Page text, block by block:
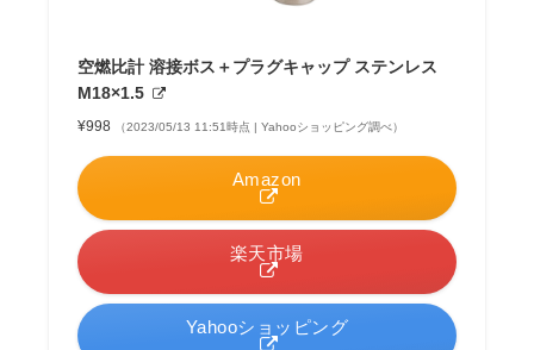
空燃比計 溶接ボス＋プラグキャップ ステンレス
M18×1.5
¥998 （2023/05/13 11:51時点 | Yahooショッピング調べ）
Amazon
楽天市場
Yahooショッピング